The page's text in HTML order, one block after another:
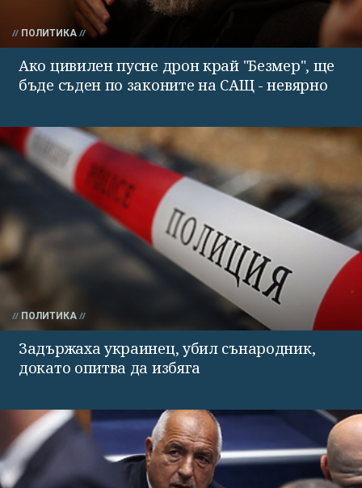
ПОЛИТИКА
Ако цивилен пусне дрон край "Безмер", ще
бъде съден по законите на САЩ - невярно
ПОЛИТИКА
Задържаха украинец, убил сънародник,
докато опитва да избяга